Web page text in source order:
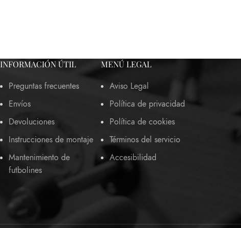
INFORMACIÓN ÚTIL
Preguntas frecuentes
Envíos
Devoluciones
Instrucciones de montaje
Mantenimiento de
futbolines
MENÚ LEGAL
Aviso Legal
Política de privacidad
Política de cookies
Términos del servicio
Accesibilidad